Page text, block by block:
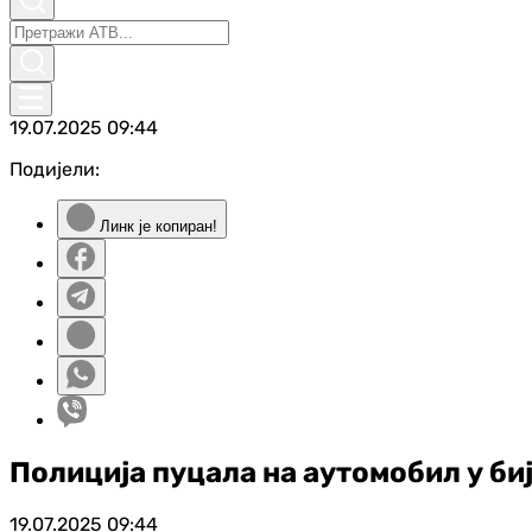
19.07.2025 09:44
Подијели:
Линк је копиран!
Полиција пуцала на аутомобил у
19.07.2025 09:44